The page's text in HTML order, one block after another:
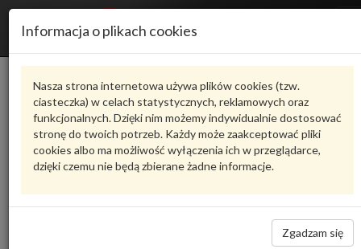
Informacja o plikach cookies
Nasza strona internetowa używa plików cookies (tzw.
ciasteczka) w celach statystycznych, reklamowych oraz
funkcjonalnych. Dzięki nim możemy indywidualnie dostosować
stronę do twoich potrzeb. Każdy może zaakceptować pliki
cookies albo ma możliwość wyłączenia ich w przeglądarce,
dzięki czemu nie będą zbierane żadne informacje.
Zgadzam się
Karta produktu
9A712905600VAG
VAG - produkt oryginalny VW AUDI SEAT SKODA
Uszczelka 9A712905600 VAG
144,40 zł
Dostępność
Wrocław 0